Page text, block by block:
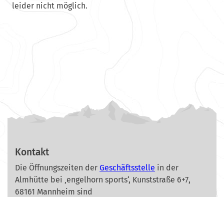
leider nicht möglich.
Kontakt
Die Öffnungszeiten der Geschäftsstelle in der
Almhütte bei ‚engelhorn sports‘, Kunststraße 6+7,
68161 Mannheim sind